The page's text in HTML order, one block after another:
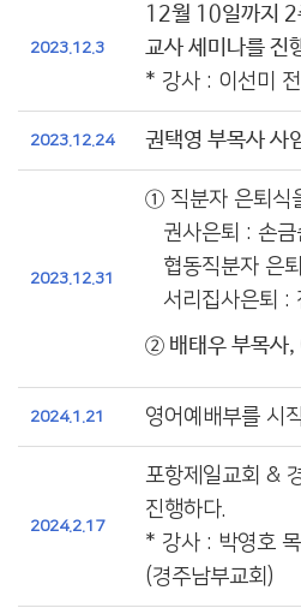
2023.12.3
12월 10일까지 2
교사 세미나를 진
* 강사 : 이선미
2023.12.24 권택영 부목사 사
2023.12.31
① 직분자 은퇴식
권사은퇴 : 손금
협동직분자 은
서리집사은퇴 :
② 배태우 부목사,
2024.1.21 영어예배부를 시
2024.2.17
포항제일교회 &
진행하다.
* 강사 : 박영호
(경주남부교회)